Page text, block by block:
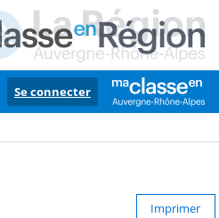
Se connecter
Imprimer